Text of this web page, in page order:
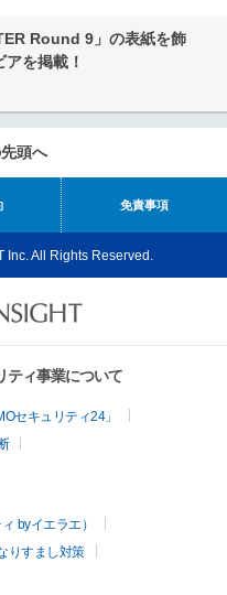
Round 9」の表紙を飾
を掲載！
頭へ
免責事項
All Rights Reserved.
ティ事業について
セキュリティ24」
byイエラエ）
りすまし対策